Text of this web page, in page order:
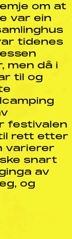
om at
var ein
tidenes
men då i
til og
festivalen
rett etter
varierer
snart
av
og